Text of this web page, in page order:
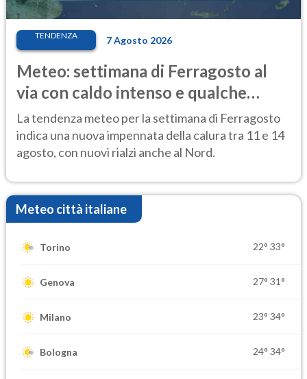
TENDENZA 7 Agosto 2026
Meteo: settimana di Ferragosto al
via con caldo intenso e qualche
temporale
La tendenza meteo per la settimana di Ferragosto
indica una nuova impennata della calura tra 11 e 14
agosto, con nuovi rialzi anche al Nord.
Meteo città italiane
Torino 22° 33°
Genova 27° 31°
Milano 23° 34°
Bologna 24° 34°